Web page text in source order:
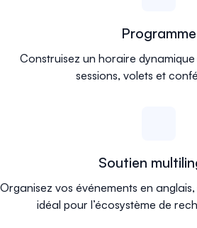
Programme
Construisez un horaire
sessions, volets et
Soutien
Organisez vos événements en
idéal pour l’écosystème de